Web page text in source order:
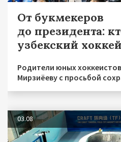
От букмекеров
до президента:
узбекский
Родители юных
Мирзиёеву с просьбой
03.08